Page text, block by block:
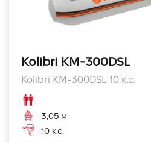
Kolibri KM-300DSL
Kolibri KM-300DSL 10 к.с.
3,05 м
10 к.с.